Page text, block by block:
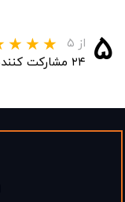
۵ از ۵
۲۴ مشارکت کننده